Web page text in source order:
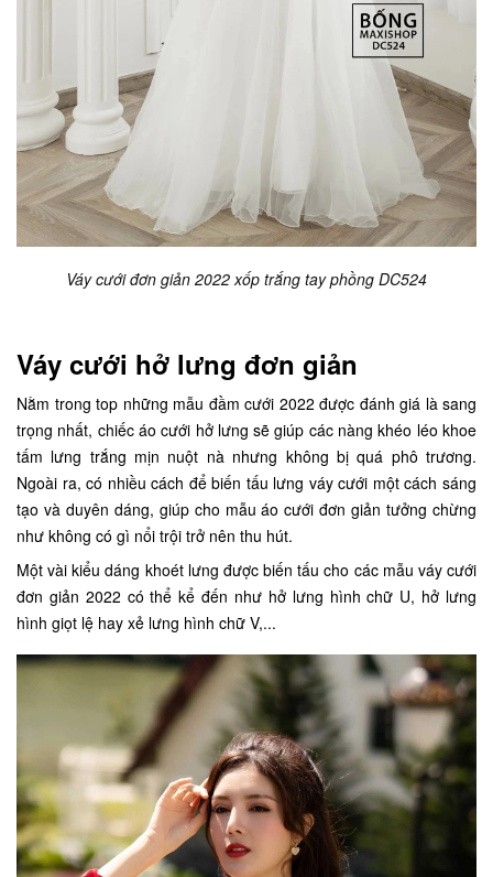
Váy cưới đơn giản 2022 xốp trắng tay phồng DC524
Váy cưới hở lưng đơn giản
Nằm trong top những mẫu đầm cưới 2022 được đánh giá là sang
trọng nhất, chiếc áo cưới hở lưng sẽ giúp các nàng khéo léo khoe
tấm lưng trắng mịn nuột nà nhưng không bị quá phô trương.
Ngoài ra, có nhiều cách để biến tấu lưng váy cưới một cách sáng
tạo và duyên dáng, giúp cho mẫu áo cưới đơn giản tưởng chừng
như không có gì nổi trội trở nên thu hút.
Một vài kiểu dáng khoét lưng được biến tấu cho các mẫu váy cưới
đơn giản 2022 có thể kể đến như hở lưng hình chữ U, hở lưng
hình giọt lệ hay xẻ lưng hình chữ V,...